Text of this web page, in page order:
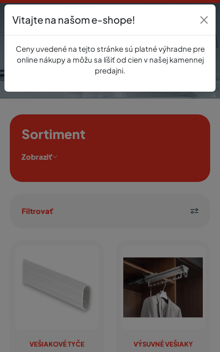
0
Sortiment
Zobraziť
Filtrovať
VEŠIAKOVÉ TYČE VÝSUVNÉ VEŠIAKY
Vitajte na našom e-shope!
Ceny uvedené na tejto stránke sú platné výhradne pre
online nákupy a môžu sa líšiť od cien v našej kamennej
predajni.